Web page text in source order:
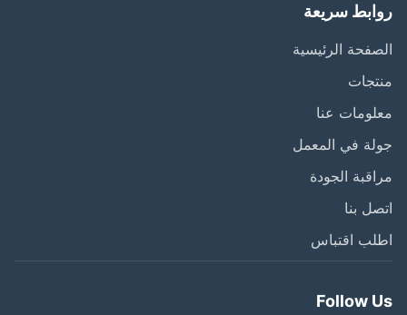
سريعة
الرئيسية
عنا
في المعمل
الجودة
بنا
اقتباس
Follow